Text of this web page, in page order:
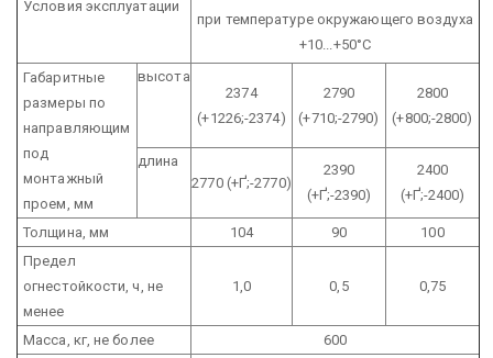
Условия эксплуатации
при температуре окружающего воздуха
+10...+50°С
Габаритные
размеры по
направляющим
под
монтажный
проем, мм
высота
2374
(+1226;-2374)
2790
(+710;-2790)
2800
(+800;-2800)
длина
2770 (+Ґ;-2770)
2390
(+Ґ;-2390)
2400
(+Ґ;-2400)
Толщина, мм 104 90
100
Предел
огнестойкости, ч, не
менее
1,0 0,5 0,75
Масса, кг, не более
600